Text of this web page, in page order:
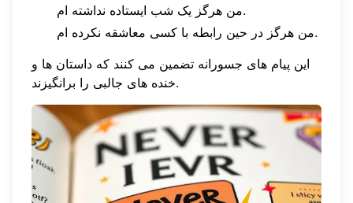
من هرگز یک شب ایستاده نداشته ام.
من هرگز در حین رابطه با کسی معاشقه نکرده ام.
این پیام های جسورانه تضمین می کنند که داستان ها و
خنده های جالبی را برانگیزند.